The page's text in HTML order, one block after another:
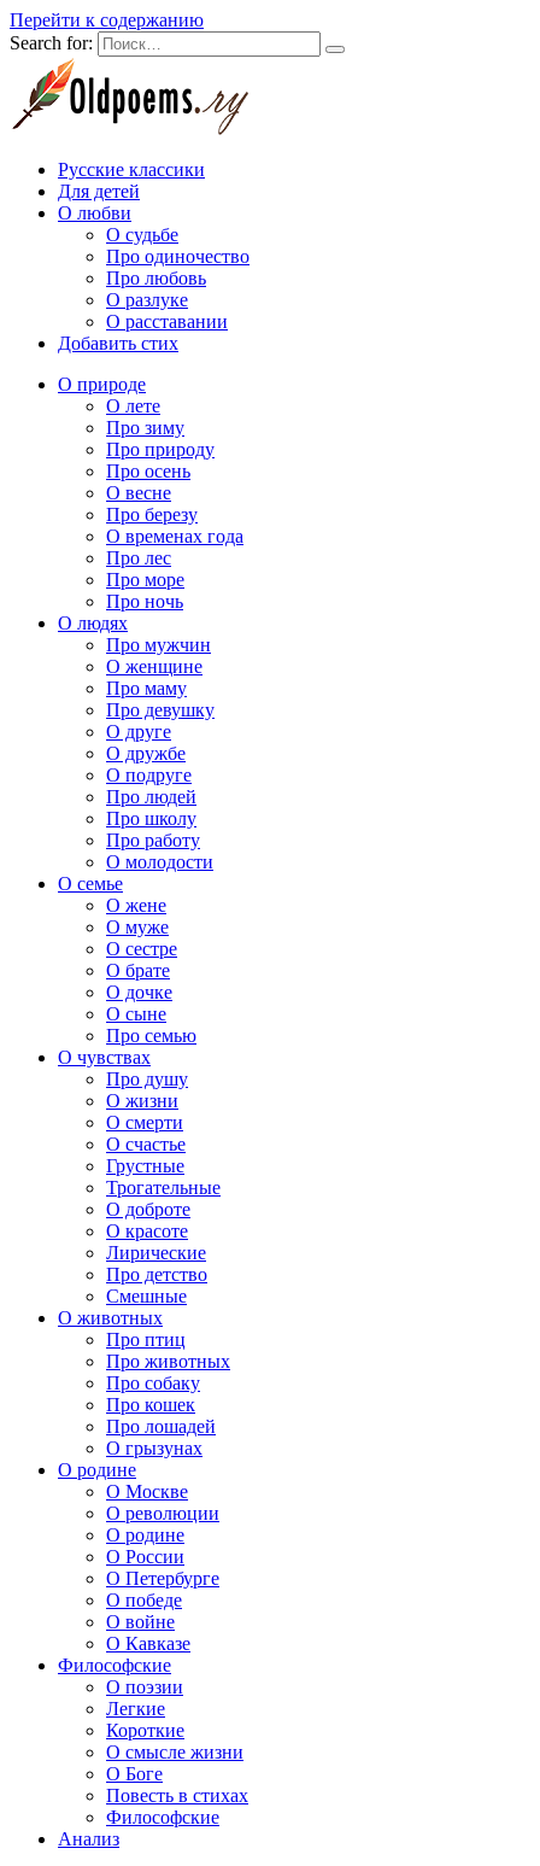
Перейти к содержанию
Search for:
Русские классики
Для детей
О любви
О судьбе
Про одиночество
Про любовь
О разлуке
О расставании
Добавить стих
О природе
О лете
Про зиму
Про природу
Про осень
О весне
Про березу
О временах года
Про лес
Про море
Про ночь
О людях
Про мужчин
О женщине
Про маму
Про девушку
О друге
О дружбе
О подруге
Про людей
Про школу
Про работу
О молодости
О семье
О жене
О муже
О сестре
О брате
О дочке
О сыне
Про семью
О чувствах
Про душу
О жизни
О смерти
О счастье
Грустные
Трогательные
О доброте
О красоте
Лирические
Про детство
Смешные
О животных
Про птиц
Про животных
Про собаку
Про кошек
Про лошадей
О грызунах
О родине
О Москве
О революции
О родине
О России
О Петербурге
О победе
О войне
О Кавказе
Философские
О поэзии
Легкие
Короткие
О смысле жизни
О Боге
Повесть в стихах
Философские
Анализ